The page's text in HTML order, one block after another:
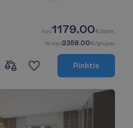
nuo1179.00€/asm.
Iš viso2358.00€/grupei
Rinktis